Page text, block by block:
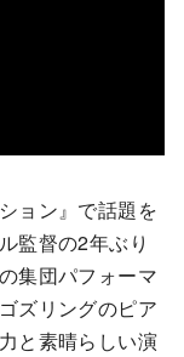
ョン』で話題を
監督の2年ぶり
集団パフォーマ
ズリングのピア
と素晴らしい演